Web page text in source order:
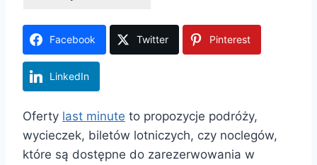
Facebook Twitter Pinterest
LinkedIn
Oferty last minute to propozycje podróży,
wycieczek, biletów lotniczych, czy noclegów,
które są dostępne do zarezerwowania w